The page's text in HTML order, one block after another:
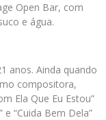
Open Bar, com
e água.
anos. Ainda quando
compositora,
Ela Que Eu Estou”
“Cuida Bem Dela”